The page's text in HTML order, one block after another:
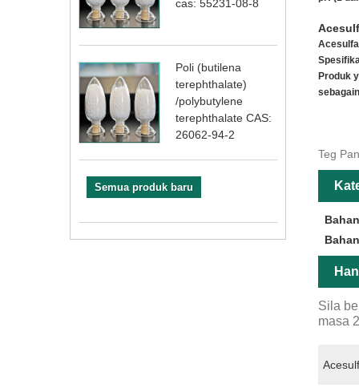
cas: 55231-08-8
Poli (butilena
terephthalate)
/polybutylene
terephthalate CAS:
26062-94-2
Semua produk baru
Produk
Teg
Sila
masa